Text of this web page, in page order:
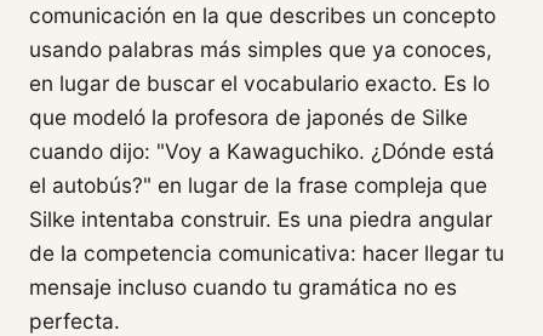
comunicación en la que describes un concepto
usando palabras más simples que ya conoces,
en lugar de buscar el vocabulario exacto. Es lo
que modeló la profesora de japonés de Silke
cuando dijo: "Voy a Kawaguchiko. ¿Dónde está
el autobús?" en lugar de la frase compleja que
Silke intentaba construir. Es una piedra angular
de la competencia comunicativa: hacer llegar tu
mensaje incluso cuando tu gramática no es
perfecta.